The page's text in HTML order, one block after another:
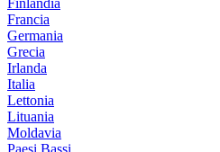
Finlandia
Francia
Germania
Grecia
Irlanda
Italia
Lettonia
Lituania
Moldavia